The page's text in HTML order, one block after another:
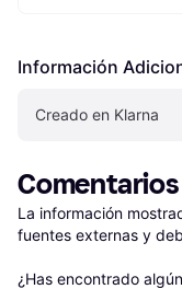
Información
Creado en Klarna
Comentarios
La información
fuentes externas y
¿Has encontrado